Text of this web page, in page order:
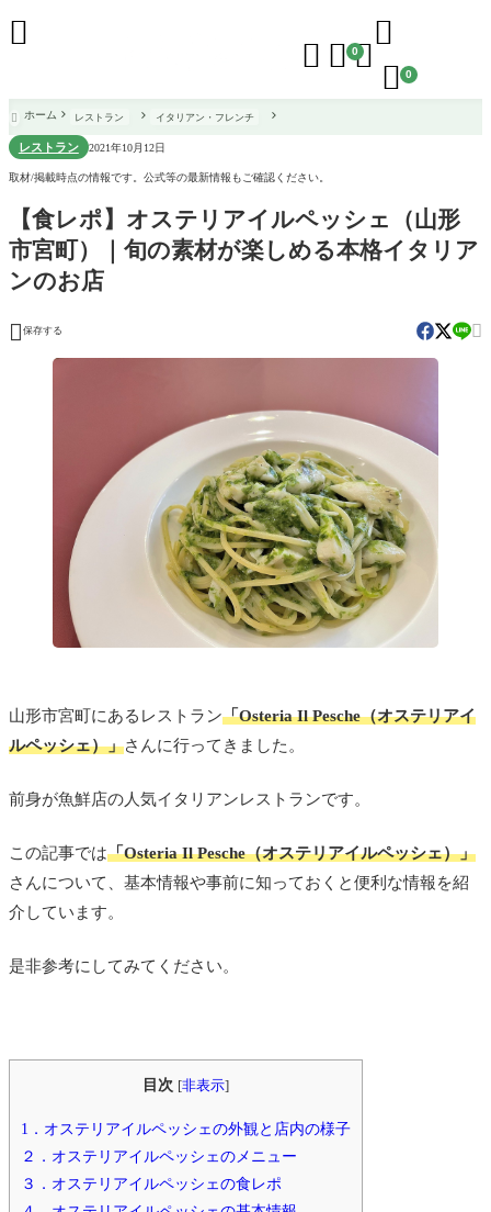
  0

 0

 ホーム レストラン イタリアン・フレンチ
レストラン 2021年10月12日
取材/掲載時点の情報です。公式等の最新情報もご確認ください。
【食レポ】オステリアイルペッシェ（山形
市宮町）｜旬の素材が楽しめる本格イタリア
ンのお店
 保存する 
山形市宮町にあるレストラン「Osteria Il Pesche（オステリアイ
ルペッシェ）」さんに行ってきました。
前身が魚鮮店の人気イタリアンレストランです。
この記事では「Osteria Il Pesche（オステリアイルペッシェ）」
さんについて、基本情報や事前に知っておくと便利な情報を紹
介しています。
是非参考にしてみてください。
目次 [非表示]
1．オステリアイルペッシェの外観と店内の様子
２．オステリアイルペッシェのメニュー
３．オステリアイルペッシェの食レポ